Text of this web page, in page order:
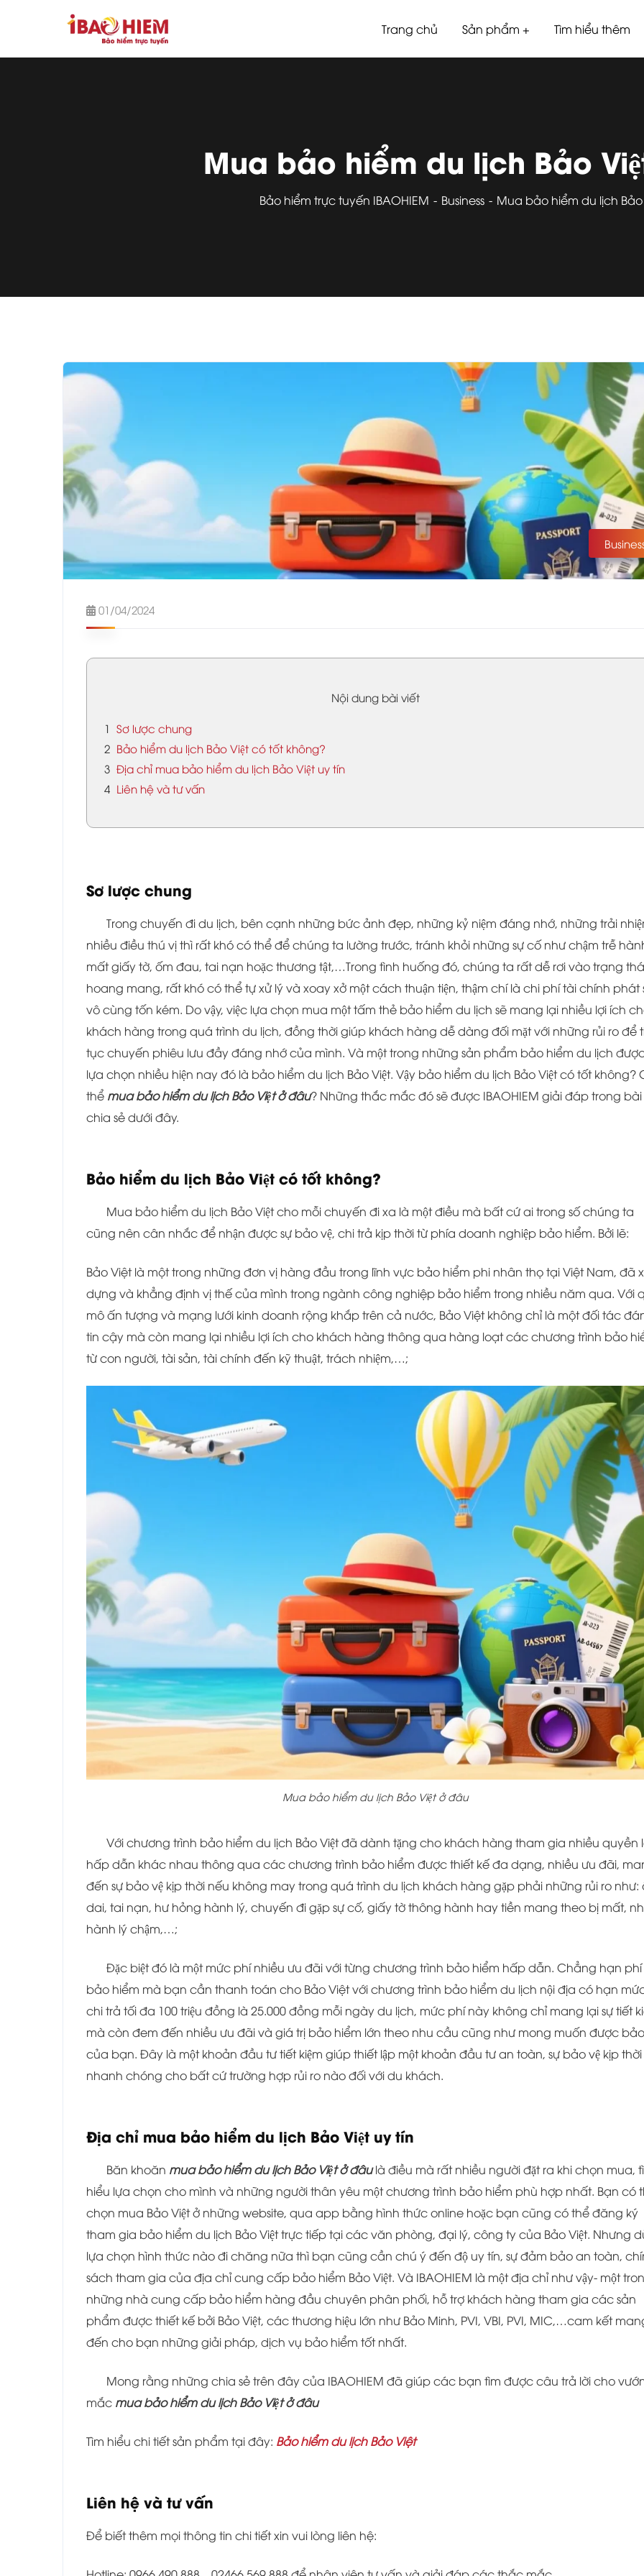
Trang chủ Sản phẩm Tìm hiểu thêm
Mua bảo hiểm du lịch Bảo
Bảo hiểm trực tuyến IBAOHIEM Business Mua bảo hiểm du lịch
01/04/2024
Nội dung bài viết
1 Sơ lược chung
2 Bảo hiểm du lịch Bảo Việt có tốt không?
3 Địa chỉ mua bảo hiểm du lịch Bảo Việt uy tín
4 Liên hệ và tư vấn
Sơ lược chung
Trong chuyến đi du lịch, bên cạnh những bức ảnh đẹp, những kỷ niệm đáng nhớ, những trải
nhiều điều thú vị thì rất khó có thể để chúng ta lường trước, tránh khỏi những sự cố như chậm trễ
mất giấy tờ, ốm đau, tai nạn hoặc thương tật,…Trong tình huống đó, chúng ta rất dễ rơi vào trạng
hoang mang, rất khó có thể tự xử lý và xoay xở một cách thuận tiện, thậm chí là chi phí tài chính phát
vô cùng tốn kém. Do vậy, việc lựa chọn mua một tấm thẻ bảo hiểm du lịch sẽ mang lại nhiều lợi ích
khách hàng trong quá trình du lịch, đồng thời giúp khách hàng dễ dàng đối mặt với những rủi ro để
tục chuyến phiêu lưu đầy đáng nhớ của mình. Và một trong những sản phẩm bảo hiểm du lịch
lựa chọn nhiều hiện nay đó là bảo hiểm du lịch Bảo Việt. Vậy bảo hiểm du lịch Bảo Việt có tốt không?
thể mua bảo hiểm du lịch Bảo Việt ở đâu? Những thắc mắc đó sẽ được IBAOHIEM giải đáp trong bài
chia sẻ dưới đây.
Bảo hiểm du lịch Bảo Việt có tốt không?
Mua bảo hiểm du lịch Bảo Việt cho mỗi chuyến đi xa là một điều mà bất cứ ai trong số chúng ta
cũng nên cân nhắc để nhận được sự bảo vệ, chi trả kịp thời từ phía doanh nghiệp bảo hiểm. Bởi lẽ:
Bảo Việt là một trong những đơn vị hàng đầu trong lĩnh vực bảo hiểm phi nhân thọ tại Việt Nam, đã
dựng và khẳng định vị thế của mình trong ngành công nghiệp bảo hiểm trong nhiều năm qua. Với
mô ấn tượng và mạng lưới kinh doanh rộng khắp trên cả nước, Bảo Việt không chỉ là một đối tác
tin cậy mà còn mang lại nhiều lợi ích cho khách hàng thông qua hàng loạt các chương trình bảo
từ con người, tài sản, tài chính đến kỹ thuật, trách nhiệm,…;
Mua bảo hiểm du lịch Bảo Việt ở đâu
Với chương trình bảo hiểm du lịch Bảo Việt đã dành tặng cho khách hàng tham gia nhiều quyền
hấp dẫn khác nhau thông qua các chương trình bảo hiểm được thiết kế đa dạng, nhiều ưu đãi,
đến sự bảo vệ kịp thời nếu không may trong quá trình du lịch khách hàng gặp phải những rủi ro như:
dai, tai nạn, hư hỏng hành lý, chuyến đi gặp sự cố, giấy tờ thông hành hay tiền mang theo bị mất,
hành lý chậm,…;
Đặc biệt đó là một mức phí nhiều ưu đãi với từng chương trình bảo hiểm hấp dẫn. Chẳng hạn phí
bảo hiểm mà bạn cần thanh toán cho Bảo Việt với chương trình bảo hiểm du lịch nội địa có hạn
chi trả tối đa 100 triệu đồng là 25.000 đồng mỗi ngày du lịch, mức phí này không chỉ mang lại sự tiết
mà còn đem đến nhiều ưu đãi và giá trị bảo hiểm lớn theo nhu cầu cũng như mong muốn được
của bạn. Đây là một khoản đầu tư tiết kiệm giúp thiết lập một khoản đầu tư an toàn, sự bảo vệ kịp thời
nhanh chóng cho bất cứ trường hợp rủi ro nào đối với du khách.
Địa chỉ mua bảo hiểm du lịch Bảo Việt uy tín
Băn khoăn mua bảo hiểm du lịch Bảo Việt ở đâulà điều mà rất nhiều người đặt ra khi chọn mua,
hiểu lựa chọn cho mình và những người thân yêu một chương trình bảo hiểm phù hợp nhất. Bạn có
chọn mua Bảo Việt ở những website, qua app bằng hình thức online hoặc bạn cũng có thể đăng ký
tham gia bảo hiểm du lịch Bảo Việt trực tiếp tại các văn phòng, đại lý, công ty của Bảo Việt. Nhưng
lựa chọn hình thức nào đi chăng nữa thì bạn cũng cần chú ý đến độ uy tín, sự đảm bảo an toàn,
sách tham gia của địa chỉ cung cấp bảo hiểm Bảo Việt. Và IBAOHIEM là một địa chỉ như vậy- một
những nhà cung cấp bảo hiểm hàng đầu chuyên phân phối, hỗ trợ khách hàng tham gia các sản
phẩm được thiết kế bởi Bảo Việt, các thương hiệu lớn như Bảo Minh, PVI, VBI, PVI, MIC,…cam kết
đến cho bạn những giải pháp, dịch vụ bảo hiểm tốt nhất.
Mong rằng những chia sẻ trên đây của IBAOHIEM đã giúp các bạn tìm được câu trả lời cho
mắc mua bảo hiểm du lịch Bảo Việt ở đâu
Tìm hiểu chi tiết sản phẩm tại đây: Bảo hiểm du lịch Bảo Việt
Liên hệ và tư vấn
Để biết thêm mọi thông tin chi tiết xin vui lòng liên hệ: